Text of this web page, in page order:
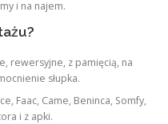
i na najem.
rewersyjne, z pamięcią, na
słupka.
Faac, Came, Beninca, Somfy,
i z apki.